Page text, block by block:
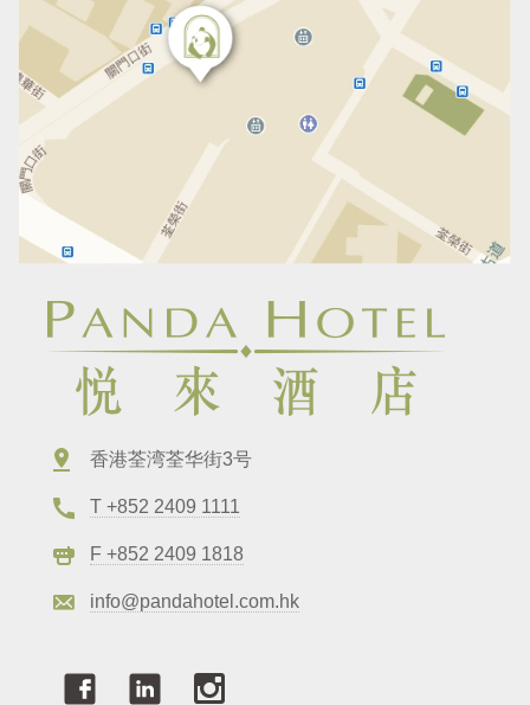
香港荃湾荃华街3号
T +852 2409 1111
F +852 2409 1818
info@pandahotel.com.hk